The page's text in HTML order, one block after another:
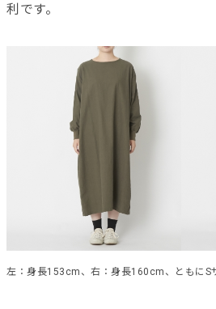
利です。
左：身長153cm、右：身長160cm、ともにS